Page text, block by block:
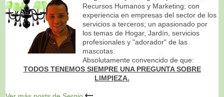
Recursos Humanos y Marketing; con
experiencia en empresas del sector de los
servicios a terceros; un apasionado por
los temas de Hogar, Jardín, servicios
profesionales y "adorador" de las
mascotas.
Absolutamente convencido de que:
TODOS TENEMOS SIEMPRE UNA PREGUNTA SOBRE
LIMPIEZA.